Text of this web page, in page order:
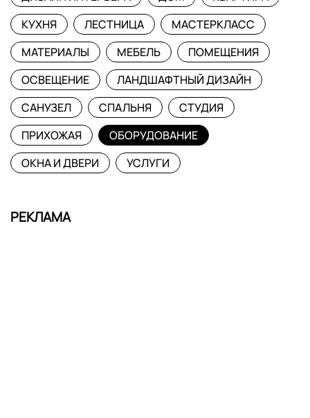
КУХНЯ
ЛЕСТНИЦА
МАСТЕРКЛАСС
МАТЕРИАЛЫ
МЕБЕЛЬ
ПОМЕЩЕНИЯ
ОСВЕЩЕНИЕ
ЛАНДШАФТНЫЙ ДИЗАЙН
САНУЗЕЛ
СПАЛЬНЯ
СТУДИЯ
ПРИХОЖАЯ
ОБОРУДОВАНИЕ
ОКНА И ДВЕРИ
УСЛУГИ
РЕКЛАМА